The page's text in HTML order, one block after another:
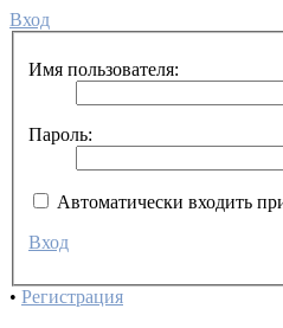
Вход
Имя пользователя:
Пароль:
Автоматически входить
Вход
• Регистрация